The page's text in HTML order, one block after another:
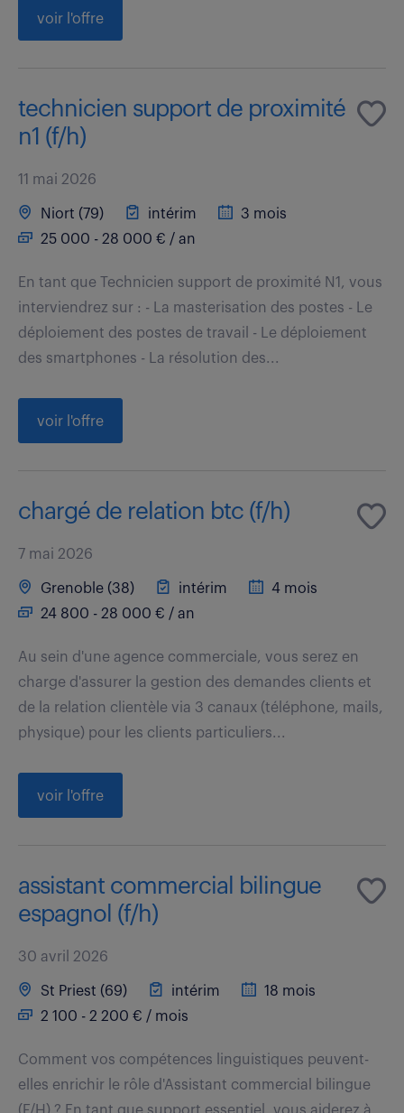
voir l'offre
technicien support de proximité
n1 (f/h)
11 mai 2026
Niort (79) intérim
3 mois
25 000 - 28 000 € / an
En tant que Technicien support de proximité N1, vous
interviendrez sur : - La masterisation des postes - Le
déploiement des postes de travail - Le déploiement
des smartphones - La résolution des...
voir l'offre
chargé de relation btc (f/h)
7 mai 2026
Grenoble (38) intérim
4 mois
24 800 - 28 000 € / an
Au sein d'une agence commerciale, vous serez en
charge d'assurer la gestion des demandes clients et
de la relation clientèle via 3 canaux (téléphone, mails,
physique) pour les clients particuliers...
voir l'offre
assistant commercial bilingue
espagnol (f/h)
30 avril 2026
St Priest (69) intérim
18 mois
2 100 - 2 200 € / mois
Comment vos compétences linguistiques peuvent-
elles enrichir le rôle d'Assistant commercial bilingue
(F/H) ? En tant que support essentiel, vous aiderez à